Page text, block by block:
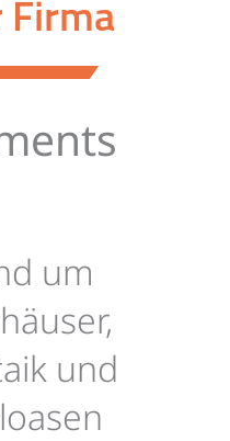
Firma
um
und